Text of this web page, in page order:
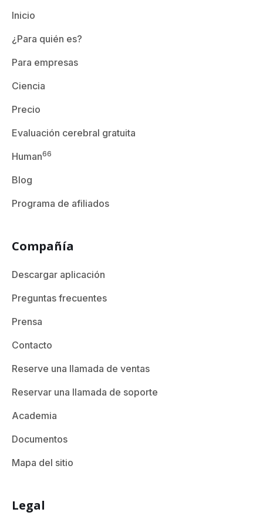
Inicio
¿Para quién es?
Para empresas
Ciencia
Precio
Evaluación cerebral gratuita
Human66
Blog
Programa de afiliados
Compañía
Descargar aplicación
Preguntas frecuentes
Prensa
Contacto
Reserve una llamada de ventas
Reservar una llamada de soporte
Academia
Documentos
Mapa del sitio
Legal